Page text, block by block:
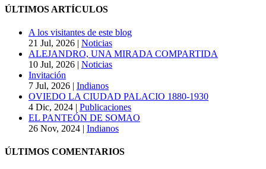
BLOG
ÚLTIMOS ARTÍCULOS
A los visitantes de este blog
21 Jul, 2026 | Noticias
ALEJANDRO, UNA MIRADA COMPARTIDA
10 Jul, 2026 | Noticias
Invitación
7 Jul, 2026 | Indianos
OVIEDO LA CIUDAD PALACIO 1880-1930
4 Dic, 2024 | Publicaciones
EL PANTEÓN DE SOMAO
26 Nov, 2024 | Indianos
ÚLTIMOS COMENTARIOS